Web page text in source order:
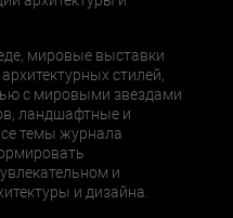
мировые выставки
стилей,
с мировыми звездами
ландшафтные и
темы журнала
и
и дизайна.